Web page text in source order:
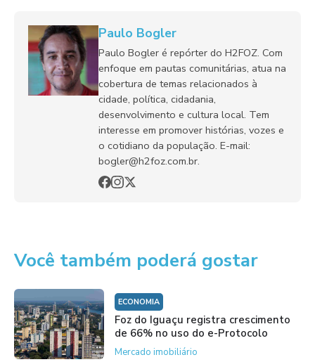
Paulo Bogler
Paulo Bogler é repórter do H2FOZ. Com
enfoque em pautas comunitárias, atua na
cobertura de temas relacionados à
cidade, política, cidadania,
desenvolvimento e cultura local. Tem
interesse em promover histórias, vozes e
o cotidiano da população. E-mail:
bogler@h2foz.com.br.
Você também poderá gostar
ECONOMIA
Foz do Iguaçu registra crescimento
de 66% no uso do e-Protocolo
Mercado imobiliário